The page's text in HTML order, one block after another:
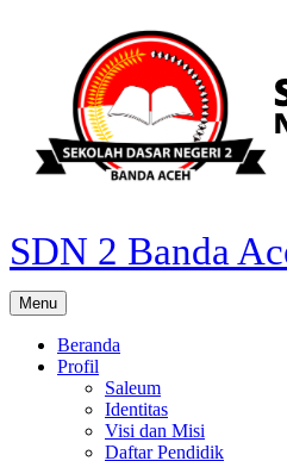
SDN 2 Banda
Menu
Beranda
Profil
Saleum
Identitas
Visi dan Misi
Daftar Pendidik